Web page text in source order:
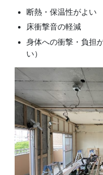
断熱・保温性がよい
床衝撃音の軽減
身体への衝撃・負担
い）